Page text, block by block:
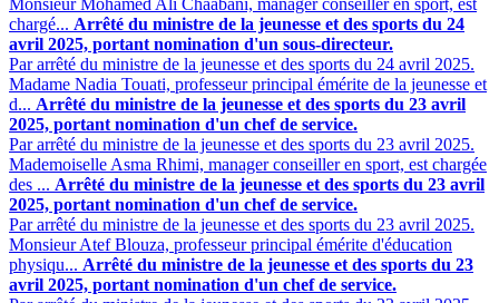
Monsieur Mohamed Ali Chaâbani, manager conseiller en sport, est
chargé... Arrêté du ministre de la jeunesse et des sports du 24
avril 2025, portant nomination d'un sous-directeur.
Par arrêté du ministre de la jeunesse et des sports du 24 avril 2025.
Madame Nadia Touati, professeur principal émérite de la jeunesse et
d... Arrêté du ministre de la jeunesse et des sports du 23 avril
2025, portant nomination d'un chef de service.
Par arrêté du ministre de la jeunesse et des sports du 23 avril 2025.
Mademoiselle Asma Rhimi, manager conseiller en sport, est chargée
des ... Arrêté du ministre de la jeunesse et des sports du 23 avril
2025, portant nomination d'un chef de service.
Par arrêté du ministre de la jeunesse et des sports du 23 avril 2025.
Monsieur Atef Blouza, professeur principal émérite d'éducation
physiqu... Arrêté du ministre de la jeunesse et des sports du 23
avril 2025, portant nomination d'un chef de service.